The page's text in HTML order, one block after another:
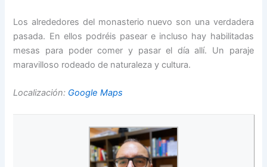
Los alrededores del monasterio nuevo son una verdadera
pasada. En ellos podréis pasear e incluso hay habilitadas
mesas para poder comer y pasar el día allí. Un paraje
maravilloso rodeado de naturaleza y cultura.
Localización: Google Maps